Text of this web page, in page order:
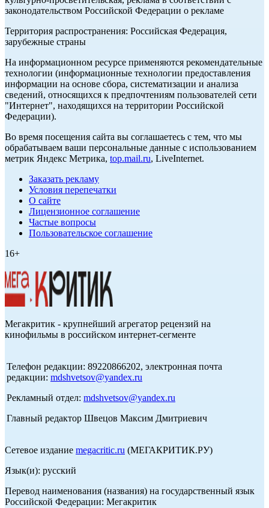
законодательством Российской Федерации о рекламе
Территория распространения: Российская Федерация,
зарубежные страны
На информационном ресурсе применяются рекомендательные
технологии (информационные технологии предоставления
информации на основе сбора, систематизации и анализа
сведений, относящихся к предпочтениям пользователей сети
"Интернет", находящихся на территории Российской
Федерации).
Во время посещения сайта вы соглашаетесь с тем, что мы
обрабатываем ваши персональные данные с использованием
метрик Яндекс Метрика, top.mail.ru, LiveInternet.
Заказать рекламу
Условия перепечатки
О сайте
Лицензионное соглашение
Частые вопросы
Пользовательское соглашение
16+
Мегакритик - крупнейший агрегатор рецензий на
кинофильмы в российском интернет-сегменте
Телефон редакции: 89220866202, электронная почта
редакции: mdshvetsov@yandex.ru
Рекламный отдел: mdshvetsov@yandex.ru
Главный редактор Швецов Максим Дмитриевич
Сетевое издание megacritic.ru (МЕГАКРИТИК.РУ)
Язык(и): русский
Перевод наименования (названия) на государственный язык
Российской Федерации: Мегакритик